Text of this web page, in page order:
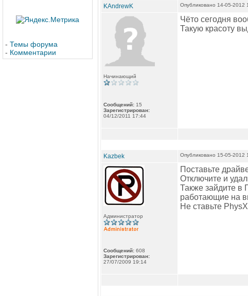
- Темы форума
- Комментарии
KAndrewK Опубликовано 14-05-2012
Начинающий
Сообщений: 15
Зарегистрирован:
04/12/2011 17:44
Чёто сегодня
Такую красоту
Kazbek Опубликовано 15-05-2012
Администратор
Сообщений: 608
Зарегистрирован:
27/07/2009 19:14
Поставьте
Отключите и
Также зайдите в
работающие на
Не ставьте